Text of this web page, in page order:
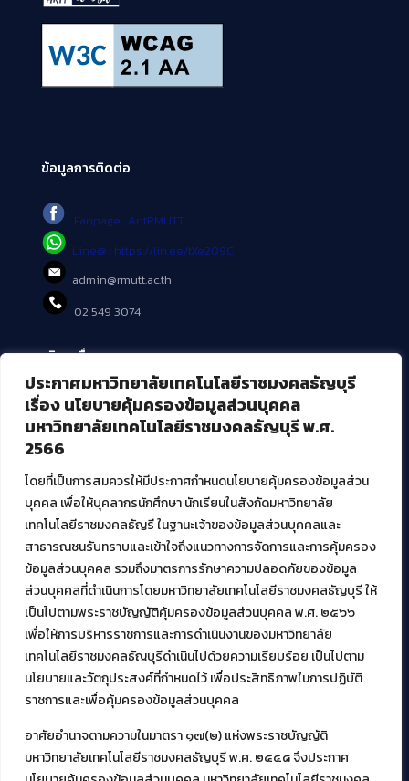
ประกาศมหาวิทยาลัยเทคโนโลยีราชมงคลธัญบุรี
เรื่อง นโยบายคุ้มครองข้อมูลส่วนบุคคล
มหาวิทยาลัยเทคโนโลยีราชมงคลธัญบุรี พ.ศ.
2566
โดยที่เป็นการสมควรให้มีประกาศกำหนดนโยบายคุ้มครองข้อมูลส่วน
บุคคล เพื่อให้บุคลากรนักศึกษา นักเรียนในสังกัดมหาวิทยาลัย
เทคโนโลยีราชมงคลธัญรี ในฐานะเจ้าของข้อมูลส่วนบุคคลและ
สาธารณชนรับทราบและเข้าใจถึงแนวทางการจัดการและการคุ้มครอง
ข้อมูลส่วนบุคคล รวมถึงมาตรการรักษาความปลอดภัยของข้อมูล
ส่วนบุคคลที่ดำเนินการโดยมหาวิทยาลัยเทคโนโลยีราชมงคลธัญบุรี ให้
เป็นไปตามพระราชบัญญัติคุ้มครองข้อมูลส่วนบุคคล พ.ศ. ๒๕๖๖
เพื่อให้การบริหารราชการและการดำเนินงานของมหาวิทยาลัย
เทคโนโลยีราชมงคลธัญบุรีดำเนินไปด้วยความเรียบร้อย เป็นไปตาม
นโยบายและวัตถุประสงค์ที่กำหนดไว้ เพื่อประสิทธิภาพในการปฏิบัติ
ราชการและเพื่อคุ้มครองข้อมูลส่วนบุคคล
อาศัยอำนาจตามความในมาตรา ๑๗(๒) แห่งพระราชบัญญัติ
มหาวิทยาลัยเทคโนโลยีราชมงคลธัญบุรี พ.ศ. ๒๕๔๘ จึงประกาศ
ข้อมูลการติดต่อ
Fanpage : AritRMUTT
Line@ : https://lin.ee/tXe209C
admin@rmutt.ac.th
02 549 3074
บริการอื่นๆ ของ สวส.
ศูนย์สื่อดิจิทัล
ศูนย์นวัตกรรมและความรู้
ศูนย์พัฒนาและบริการนวัตกรรมดิจิทัล
สมัยใหม่ (MoSeC)
งานบริการวิชาการให้กับหน่วยงานภายนอก
โครงการส่งเสริมและพัฒนาผู้ประกอบการ SME โดย. มทร.ธัญบุรี
กิจกรรมการเชื่อมโยงเครือข่ายผู้ให้บริการเครื่องจักรกลทางการ
เกษตร ภายใต้โครงการส่งเสริมการรแปรรูปสินค้าเกษตรระดับชุมชน
กรมส่งเสริมอุตสาหกรรม
โครงการยกระดับเศรษฐกิจและสังคมรายตำบลแบบบูรณาการ (1
ตำบล 1 มหาวิทยาลัย)
© 2021 สำนักวิทยบริการและเทคโนโลยีสารสนเทศ มหาวิทยาลัย